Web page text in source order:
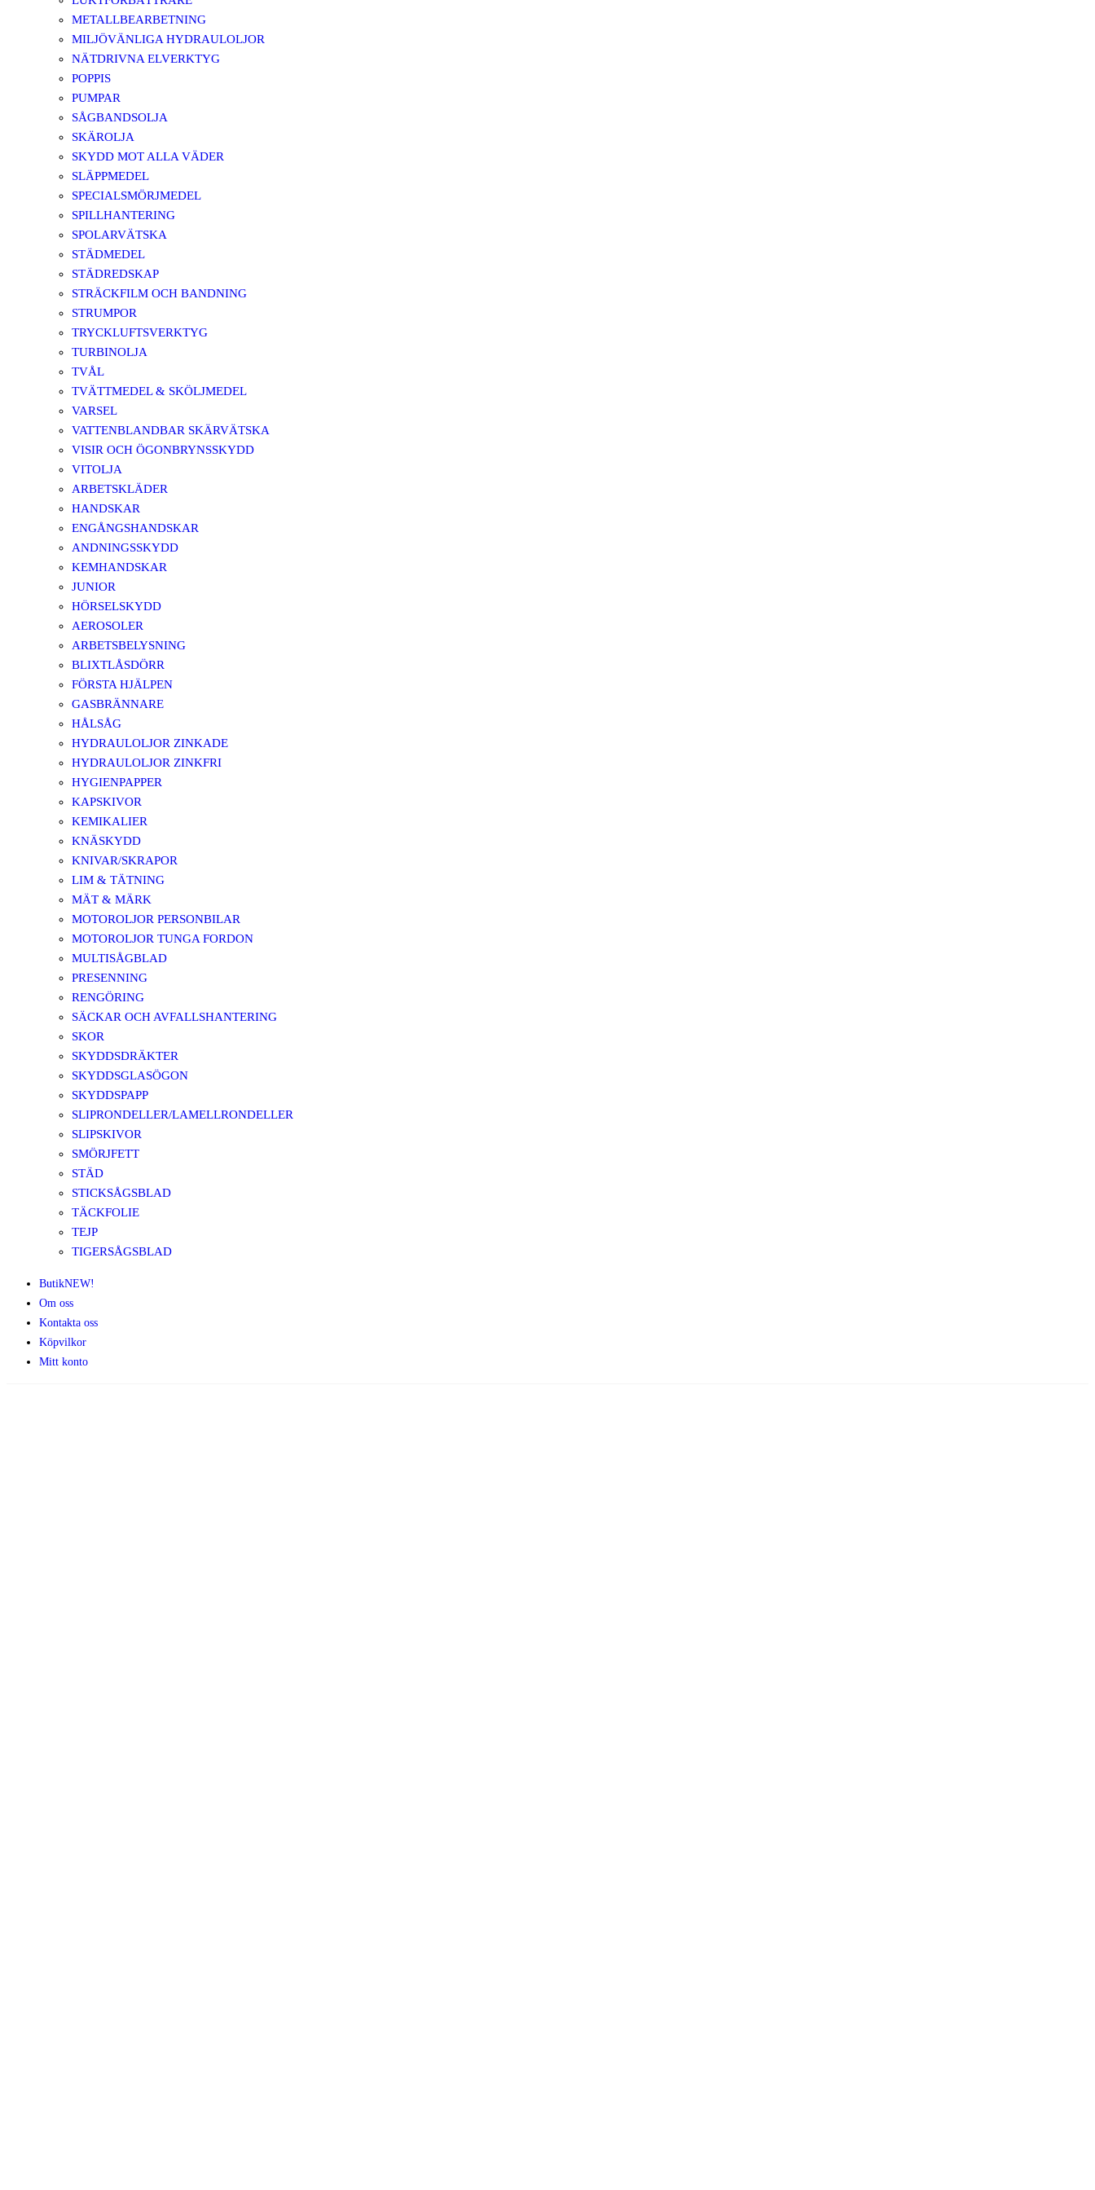
METALLBEARBETNING
MILJÖVÄNLIGA HYDRAULOLJOR
NÄTDRIVNA ELVERKTYG
POPPIS
PUMPAR
SÅGBANDSOLJA
SKÄROLJA
SKYDD MOT ALLA VÄDER
SLÄPPMEDEL
SPECIALSMÖRJMEDEL
SPILLHANTERING
SPOLARVÄTSKA
STÄDMEDEL
STÄDREDSKAP
STRÄCKFILM OCH BANDNING
STRUMPOR
TRYCKLUFTSVERKTYG
TURBINOLJA
TVÅL
TVÄTTMEDEL & SKÖLJMEDEL
VARSEL
VATTENBLANDBAR SKÄRVÄTSKA
VISIR OCH ÖGONBRYNSSKYDD
VITOLJA
ARBETSKLÄDER
HANDSKAR
ENGÅNGSHANDSKAR
ANDNINGSSKYDD
KEMHANDSKAR
JUNIOR
HÖRSELSKYDD
AEROSOLER
ARBETSBELYSNING
BLIXTLÅSDÖRR
FÖRSTA HJÄLPEN
GASBRÄNNARE
HÅLSÅG
HYDRAULOLJOR ZINKADE
HYDRAULOLJOR ZINKFRI
HYGIENPAPPER
KAPSKIVOR
KEMIKALIER
KNÄSKYDD
KNIVAR/SKRAPOR
LIM & TÄTNING
MÄT & MÄRK
MOTOROLJOR PERSONBILAR
MOTOROLJOR TUNGA FORDON
MULTISÅGBLAD
PRESENNING
RENGÖRING
SÄCKAR OCH AVFALLSHANTERING
SKOR
SKYDDSDRÄKTER
SKYDDSGLASÖGON
SKYDDSPAPP
SLIPRONDELLER/LAMELLRONDELLER
SLIPSKIVOR
SMÖRJFETT
STÄD
STICKSÅGSBLAD
TÄCKFOLIE
TEJP
TIGERSÅGSBLAD
ButikNEW!
Om oss
Kontakta oss
Köpvilkor
Mitt konto